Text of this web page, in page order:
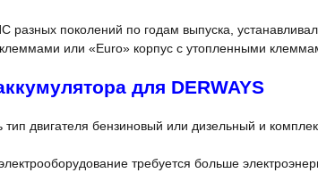
поколений по годам выпуска,
или «Euro» корпус с утопленными
для DERWAYS
тип двигателя бензиновый или дизельный и
требуется больше